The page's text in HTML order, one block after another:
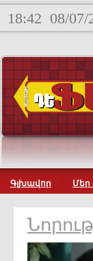
18:42 08/07/
Գլխավոր Մեր